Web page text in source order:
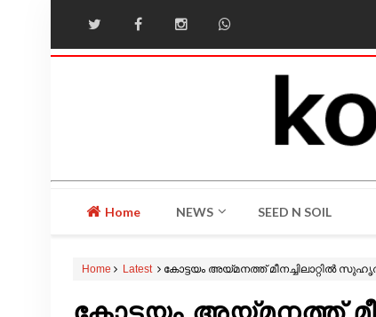
Home NEWS SEED N SOIL
Home Latest കോട്ടയം അയ്മനത്ത് മീനച്ചിലാറ്റിൽ